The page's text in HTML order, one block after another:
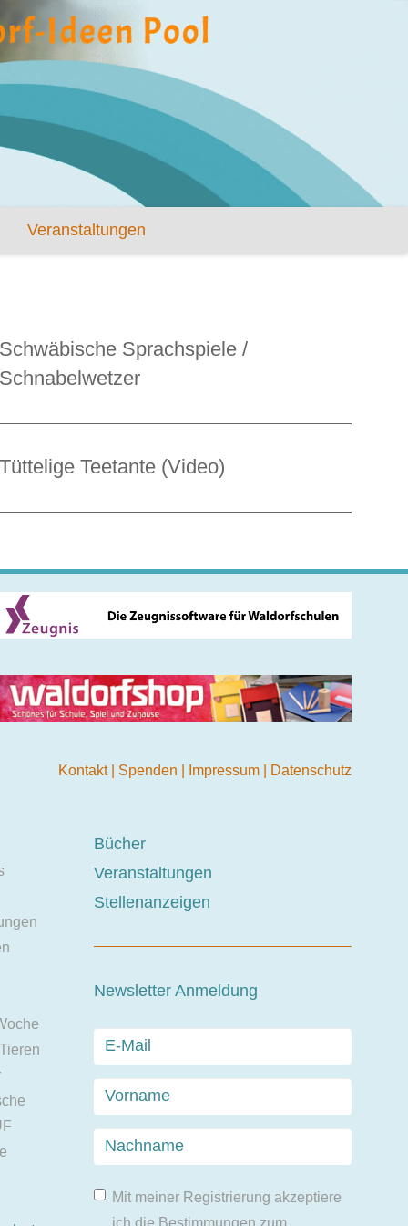
Veranstaltungen
Schwäbische Sprachspiele /
Schnabelwetzer
Tüttelige Teetante (Video)
Kontakt Spenden Impressum Datenschutz
Bücher
Veranstaltungen
Stellenanzeigen
Newsletter Anmeldung
Mit meiner Registrierung akzeptiere
ich die Bestimmungen zum